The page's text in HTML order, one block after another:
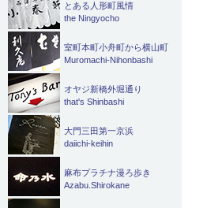
とある人形町風情
the Ningyocho
室町本町小舟町から横山町
Muromachi-Nihonbashi
オヤジ新橋外堀通り
that's Shinbashi
大門三田第一京浜
daiichi-keihin
麻布プラチナ漫ろ歩き
Azabu.Shirokane